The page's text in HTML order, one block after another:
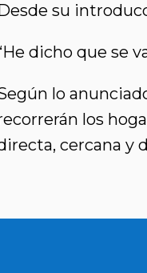
su
dicho que se
lo
los
cercana y